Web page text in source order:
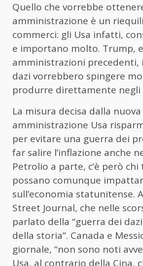
Quello che vorrebbe
amministrazione è un
commerci: gli Usa infatti,
e importano molto. Trump,
amministrazioni precedenti,
dazi vorrebbero spingere
produrre direttamente negli
La misura decisa dalla nuova
amministrazione Usa
per evitare una guerra dei
far salire l’inflazione anche
Petrolio a parte, c’è però chi
possano comunque
sull’economia statunitense.
Street Journal, che nelle
parlato della “guerra dei
della storia”. Canada e
giornale, “non sono noti
Usa, al contrario della Cina,